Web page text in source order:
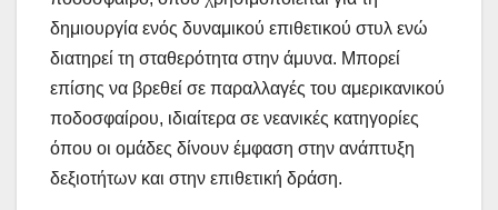
δημιουργία ενός δυναμικού επιθετικού στυλ ενώ
διατηρεί τη σταθερότητα στην άμυνα. Μπορεί
επίσης να βρεθεί σε παραλλαγές του αμερικανικού
ποδοσφαίρου, ιδιαίτερα σε νεανικές κατηγορίες
όπου οι ομάδες δίνουν έμφαση στην ανάπτυξη
δεξιοτήτων και στην επιθετική δράση.